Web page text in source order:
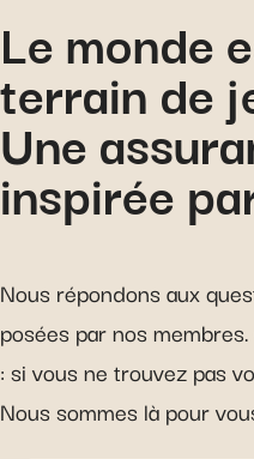
Le monde
terrain de
Une
inspirée
Nous répondons aux
posées par nos
: si vous ne trouvez pas
Nous sommes là pour